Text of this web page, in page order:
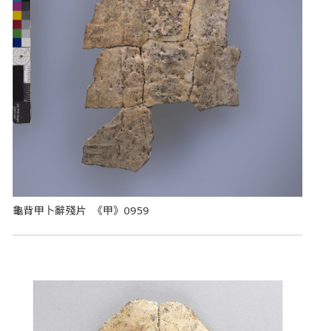
龜背甲卜辭殘片 《甲》0959